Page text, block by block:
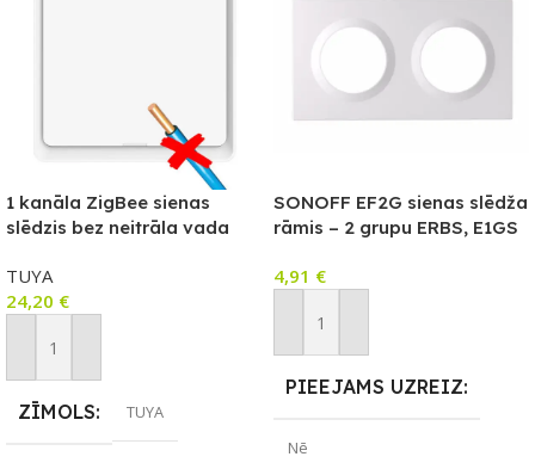
1 kanāla ZigBee sienas
slēdzis bez neitrāla vada
KT sērija (T594)
TUYA
24,20 €
Pievienot Grozam
ZĪMOLS TUYA
SONOFF EF2G sienas slēdža
rāmis – 2 grupu ERBS, E1GS
4,91 €
Pievienot Grozam
PIEEJAMS UZREIZ
Nē